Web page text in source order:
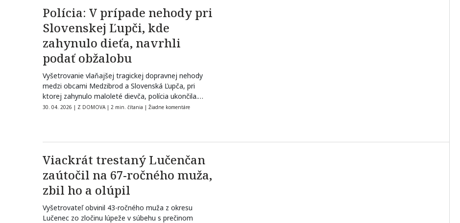
Polícia: V prípade nehody pri
Slovenskej Ľupči, kde
zahynulo dieťa, navrhli
podať obžalobu
Vyšetrovanie vlaňajšej tragickej dopravnej nehody
medzi obcami Medzibrod a Slovenská Ľupča, pri
ktorej zahynulo maloleté dievča, polícia ukončila.
Krajský vyšetrovateľ…
30. 04. 2026 | Z DOMOVA | 2 min. čítania | Žiadne komentáre
Viackrát trestaný Lučenčan
zaútočil na 67-ročného muža,
zbil ho a olúpil
Vyšetrovateľ obvinil 43-ročného muža z okresu
Lučenec zo zločinu lúpeže v súbehu s prečinom